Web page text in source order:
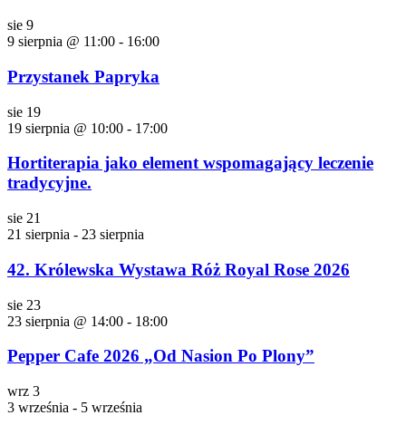
sie 9
9 sierpnia @ 11:00 - 16:00
Przystanek Papryka
sie 19
19 sierpnia @ 10:00 - 17:00
Hortiterapia jako element wspomagający leczenie
tradycyjne.
sie 21
21 sierpnia - 23 sierpnia
42. Królewska Wystawa Róż Royal Rose 2026
sie 23
23 sierpnia @ 14:00 - 18:00
Pepper Cafe 2026 „Od Nasion Po Plony”
wrz 3
3 września - 5 września